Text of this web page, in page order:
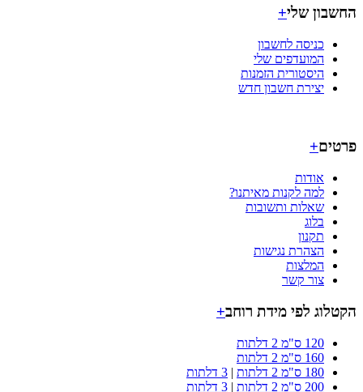
שלי+
כניסה לחשבון
המועדפים שלי
היסטורית הזמנות
יצירת חשבון חדש
+
אודות
למה לקנות מאיתנו?
שאלות ותשובות
בלוג
תקנון
הצהרת נגישות
המלצות
צור קשר
לפי מידת רוחב +
120 ס"מ 2 דלתות
160 ס"מ 2 דלתות
180 ס"מ 2 דלתות
|3 דלתות
200 ס"מ 2 דלתות
|3 דלתות